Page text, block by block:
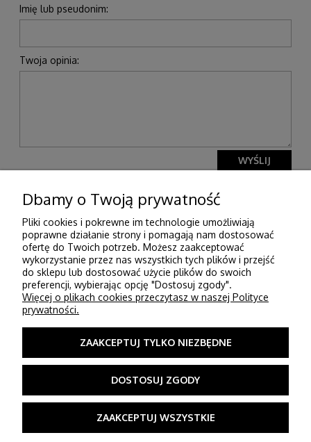
Imię lub pseudonim:
Twoja opinia:
WYŚLIJ
Pomoc
Moje konto
Płatności i dostawa
Informacje
© Strefa tkanin. Wszelkie prawa zastrzeżone - STREFA TKANIN ul. 3 maja
20,
Dbamy o Twoją prywatność
Pliki cookies i pokrewne im technologie umożliwiają
poprawne działanie strony i pomagają nam dostosować
ofertę do Twoich potrzeb. Możesz zaakceptować
wykorzystanie przez nas wszystkich tych plików i przejść
do sklepu lub dostosować użycie plików do swoich
preferencji, wybierając opcję "Dostosuj zgody".
Więcej o plikach cookies przeczytasz w naszej Polityce
prywatności.
ZAAKCEPTUJ TYLKO NIEZBĘDNE
DOSTOSUJ ZGODY
ZAAKCEPTUJ WSZYSTKIE